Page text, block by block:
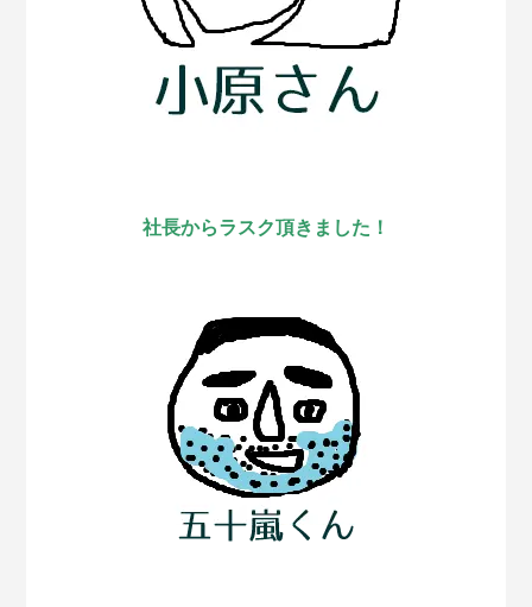
社長からラスク頂きました！